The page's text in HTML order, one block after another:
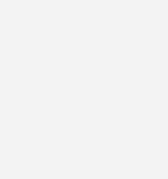
hauptsächlich Besucher
Messe stellen wir nicht
bewährt hat. Sehr wohl
Weise Migranten
Hier sind die Schulen, und
aus.
mit Namen „Hin zum
Jahr Geflüchtete auf den Beruf
anderen Innungen. Die jungen